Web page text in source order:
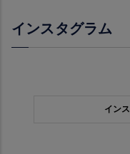
インスタグラム
イン